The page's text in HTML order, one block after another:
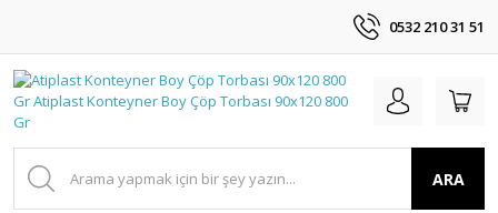
0532 210 31 51
ARA